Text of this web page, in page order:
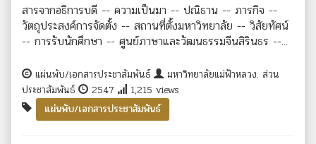
สารจากอธิการบดี -- ความเป็นมา -- ปณิธาน -- ภารกิจ --
วัตถุประสงค์การจัดตั้ง -- สถานที่ตั้งมหาวิทยาลัย -- วิสัยทัศน์
-- การรับนักศึกษา -- ศูนย์ภาษาและวัฒนธรรมจีนสิรินธร --...
แผ่นพับ/เอกสารประชาสัมพันธ์
มหาวิทยาลัยแม่ฟ้าหลวง. ส่วน
ประชาสัมพันธ์
2547
1,215 views
แผ่นพับ/เอกสารประชาสัมพันธ์